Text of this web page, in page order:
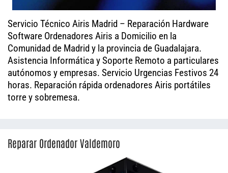
Servicio Técnico Airis Madrid – Reparación Hardware
Software Ordenadores Airis a Domicilio en la
Comunidad de Madrid y la provincia de Guadalajara.
Asistencia Informática y Soporte Remoto a particulares
autónomos y empresas. Servicio Urgencias Festivos 24
horas. Reparación rápida ordenadores Airis portátiles
torre y sobremesa.
Reparar Ordenador Valdemoro